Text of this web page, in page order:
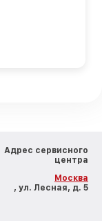
Адрес сервисного
центра
Москва
, ул. Лесная, д. 5